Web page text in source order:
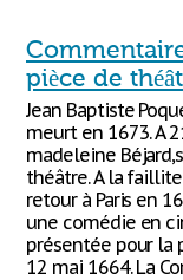
pièce de
Jean Baptiste
meurt en 1673. A
madeleine
théâtre. A la
retour à Paris en
une comédie en
présentée pour la
12 mai 1664. La